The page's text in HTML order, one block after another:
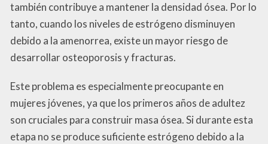
también contribuye a mantener la densidad ósea. Por lo
tanto, cuando los niveles de estrógeno disminuyen
debido a la amenorrea, existe un mayor riesgo de
desarrollar osteoporosis y fracturas.
Este problema es especialmente preocupante en
mujeres jóvenes, ya que los primeros años de adultez
son cruciales para construir masa ósea. Si durante esta
etapa no se produce suficiente estrógeno debido a la